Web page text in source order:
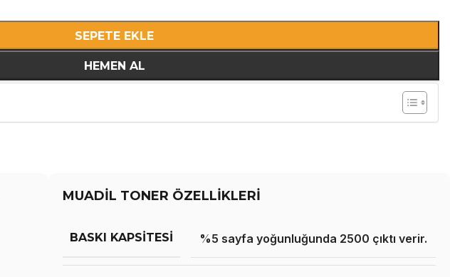
SEPETE EKLE
HEMEN AL
MUADİL TONER ÖZELLİKLERİ
BASKI KAPSITESI %5 sayfa yoğunluğunda 2500 çıktı verir.